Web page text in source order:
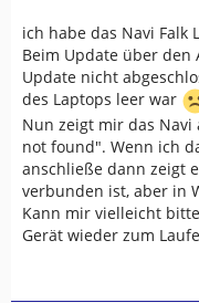
ich habe das Navi Falk
Beim Update über den
Update nicht
des Laptops leer war
Nun zeigt mir das
not found". Wenn ich
anschließe dann zeigt
verbunden ist, aber in
Kann mir vielleicht
Gerät wieder zum